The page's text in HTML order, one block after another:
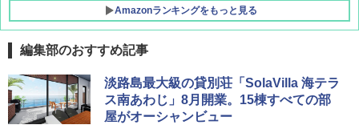
Amazonランキングをもっと見る
DEWEL パラソル 大型 ビーチ アウトドアパ
ラソル ガーデン サイトシート付 折りたたみ
防水 UVカット 4段階高さ調整 軽量 収納袋付
き
編集部のおすすめ記事
淡路島最大級の貸別荘「SolaVilla 海テラ
ス南あわじ」8月開業。15棟すべての部
屋がオーシャンビュー